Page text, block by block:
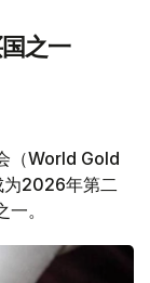
之一
（World Gold
为2026年第二
。